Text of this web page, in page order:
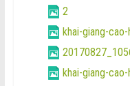
2
khai-giang-
khai-giang-